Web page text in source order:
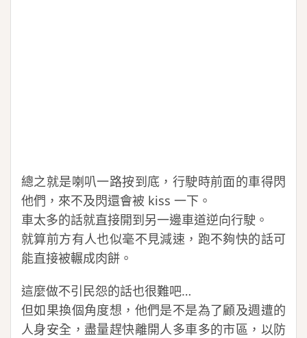
總之就是喇叭一路按到底，行駛時前面的車得閃
他們，來不及閃還會被 kiss 一下。
車太多的話就直接開到另一邊車道逆向行駛。
就算前方有人也似毫不見減速，跑不夠快的話可
能直接被輾成肉餅。
這麼做不引民怨的話也很難吧…
但如果換個角度想，他們是不是為了顧及週遭的
人身安全，盡量趕快離開人多車多的市區，以防